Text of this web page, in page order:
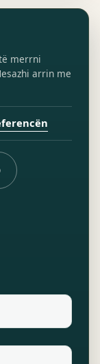
merrni
arrin me